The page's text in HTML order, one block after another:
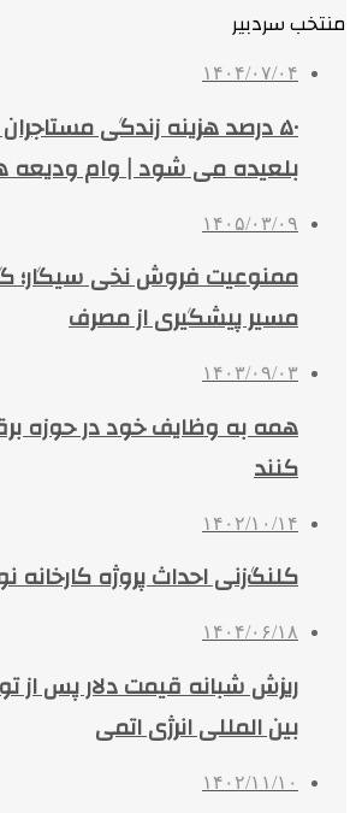
منتخب سردبیر
۱۴۰۴/۰۷/۰۴
۵۰ درصد هزینه زندگی
بلعیده می شود | وام ودیعه
۱۴۰۵/۰۳/۰۹
ممنوعیت فروش نخی سیگار؛
مسیر پیشگیری از مصرف
۱۴۰۳/۰۹/۰۳
همه به وظایف خود در حوزه
کنند
۱۴۰۲/۱۰/۱۴
کلنگ‌زنی احداث پروژه کارخانه
۱۴۰۴/۰۶/۱۸
ریزش شبانه قیمت دلار پس از
بین المللی انرژی اتمی
۱۴۰۲/۱۱/۱۰